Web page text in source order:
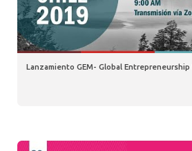
Lanzamiento GEM- Global